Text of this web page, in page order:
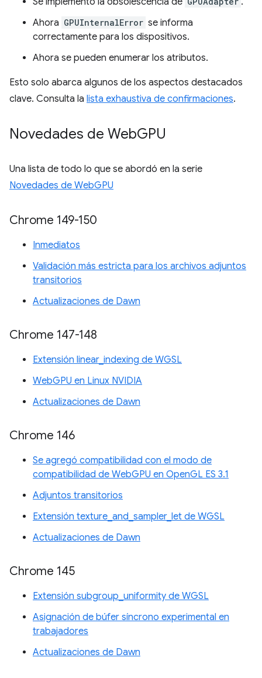
Ahora GPUInternalError se informa
correctamente para los dispositivos.
Ahora se pueden enumerar los atributos.
Esto solo abarca algunos de los aspectos destacados
clave. Consulta la lista exhaustiva de confirmaciones.
Novedades de WebGPU
Una lista de todo lo que se abordó en la serie
Novedades de WebGPU
Chrome 149-150
Inmediatos
Validación más estricta para los archivos adjuntos
transitorios
Actualizaciones de Dawn
Chrome 147-148
Extensión linear_indexing de WGSL
WebGPU en Linux NVIDIA
Actualizaciones de Dawn
Chrome 146
Se agregó compatibilidad con el modo de
compatibilidad de WebGPU en OpenGL ES 3.1
Adjuntos transitorios
Extensión texture_and_sampler_let de WGSL
Actualizaciones de Dawn
Chrome 145
Extensión subgroup_uniformity de WGSL
Asignación de búfer síncrono experimental en
trabajadores
Actualizaciones de Dawn